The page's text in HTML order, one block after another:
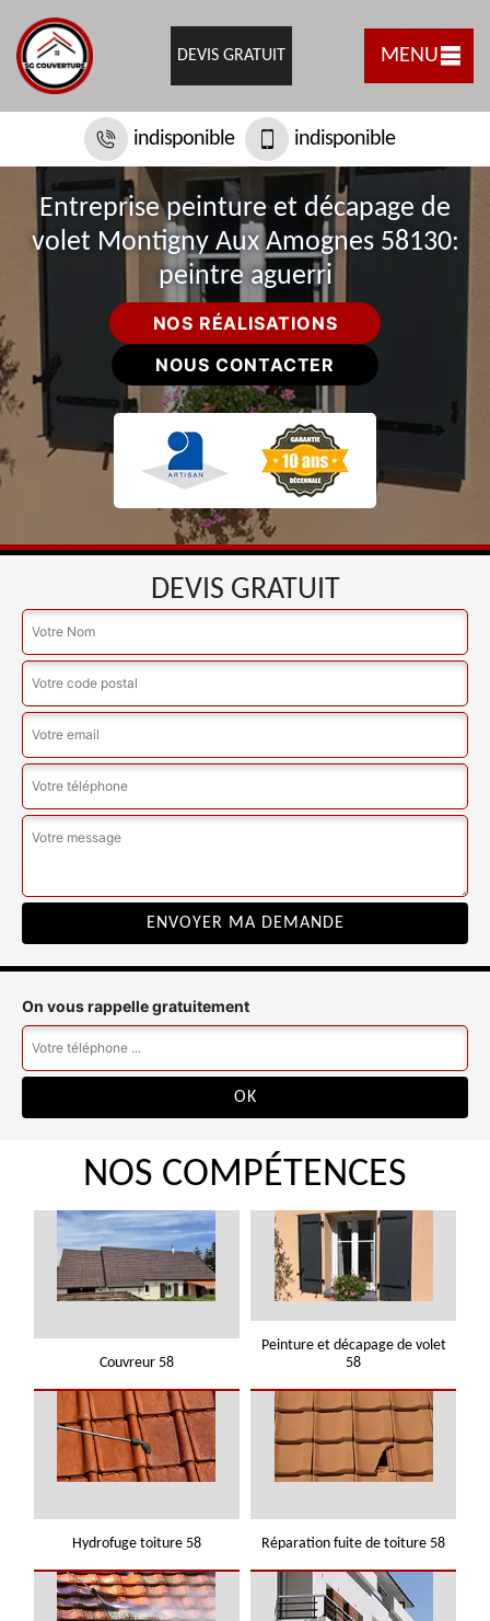
DEVIS GRATUIT MENU
indisponible indisponible
Entreprise peinture et décapage de
volet Montigny Aux Amognes 58130:
peintre aguerri
NOS RÉALISATIONS
NOUS CONTACTER
DEVIS GRATUIT
On vous rappelle gratuitement
NOS COMPÉTENCES
Couvreur 58
Peinture et décapage de volet
58
Hydrofuge toiture 58 Réparation fuite de toiture 58